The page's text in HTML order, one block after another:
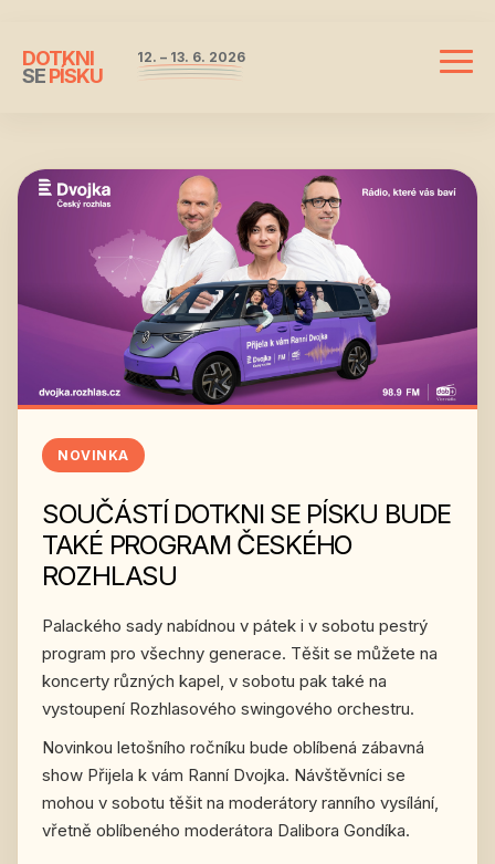
DOTKNI
SEPÍSKU
12. – 13. 6. 2026
NOVINKA
SOUČÁSTÍ DOTKNI SE PÍSKU BUDE
TAKÉ PROGRAM ČESKÉHO
ROZHLASU
Palackého sady nabídnou v pátek i v sobotu pestrý
program pro všechny generace. Těšit se můžete na
koncerty různých kapel, v sobotu pak také na
vystoupení Rozhlasového swingového orchestru.
Novinkou letošního ročníku bude oblíbená zábavná
show Přijela k vám Ranní Dvojka. Návštěvníci se
mohou v sobotu těšit na moderátory ranního vysílání,
vřetně oblíbeného moderátora Dalibora Gondíka.